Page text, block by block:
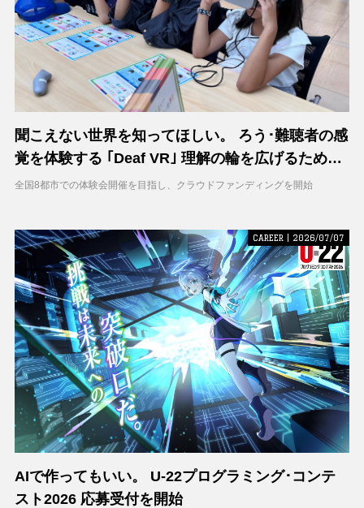
聞こえない世界を知ってほしい。 ろう･難聴者の感
覚を体験する ｢Deaf VR｣ 理解の輪を広げるため支
援募集を開始
全国8都市での体験会開催を目指し、クラウドファンディングを開始
CAREER | 2026/07/07
AIで作ってもいい。 U-22プログラミング･コンテ
スト2026 応募受付を開始